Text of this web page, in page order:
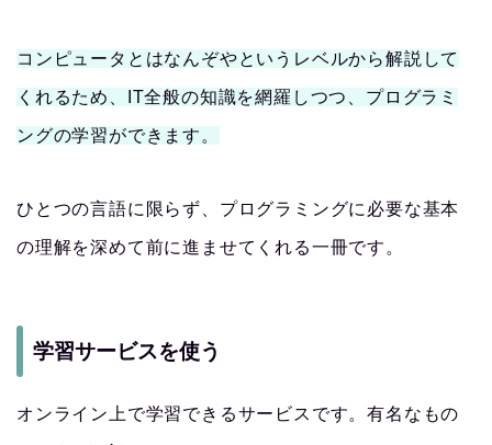
コンピュータとはなんぞやというレベルから解説して
くれるため、IT全般の知識を網羅しつつ、プログラミ
ングの学習ができます。
ひとつの言語に限らず、プログラミングに必要な基本
の理解を深めて前に進ませてくれる一冊です。
学習サービスを使う
オンライン上で学習できるサービスです。有名なもの